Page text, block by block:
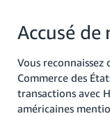
Accusé
Vous
Commerce des
transactions avec
américaines